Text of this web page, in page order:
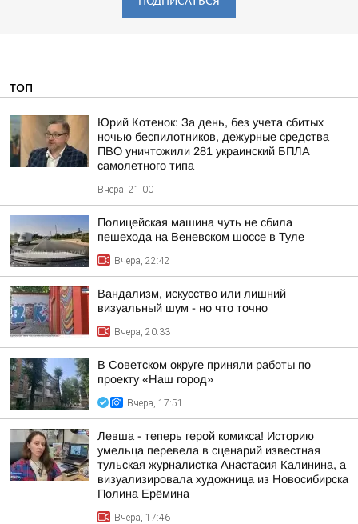
ТОП
Юрий Котенок: За день, без учета сбитых
ночью беспилотников, дежурные средства
ПВО уничтожили 281 украинский БПЛА
самолетного типа
Вчера, 21:00
Полицейская машина чуть не сбила
пешехода на Веневском шоссе в Туле
Вчера, 22:42
Вандализм, искусство или лишний
визуальный шум - но что точно
Вчера, 20:33
В Советском округе приняли работы по
проекту «Наш город»
Вчера, 17:51
Левша - теперь герой комикса! Историю
умельца перевела в сценарий известная
тульская журналистка Анастасия Калинина, а
визуализировала художница из Новосибирска
Полина Ерёмина
Вчера, 17:46